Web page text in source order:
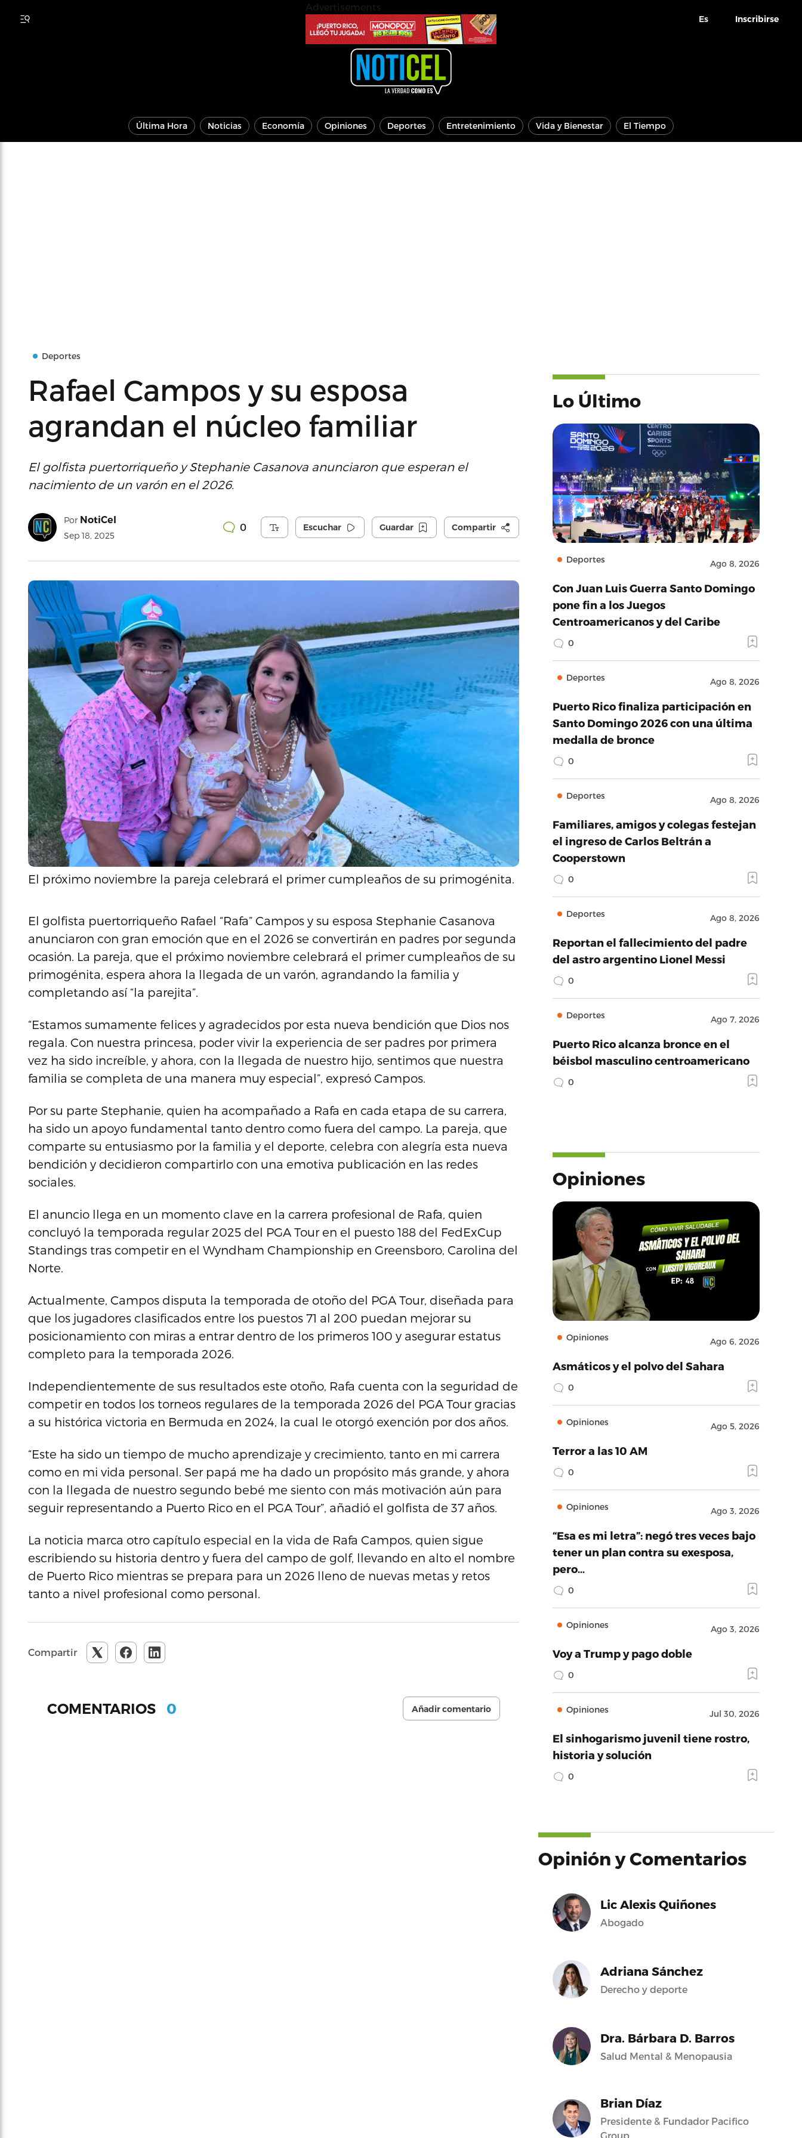
Es Inscribirse
Última Hora Noticias Economía Opiniones Deportes Entretenimiento Vida y Bienestar El Tiempo
Deportes
Rafael Campos y su esposa
agrandan el núcleo familiar
El golfista puertorriqueño y Stephanie Casanova anunciaron que esperan el
nacimiento de un varón en el 2026.
Por NotiCel
Sep 18, 2025
0 Escuchar Guardar Compartir
El próximo noviembre la pareja celebrará el primer cumpleaños de su primogénita.
El golfista puertorriqueño Rafael “Rafa” Campos y su esposa Stephanie Casanova
anunciaron con gran emoción que en el 2026 se convertirán en padres por segunda
ocasión. La pareja, que el próximo noviembre celebrará el primer cumpleaños de su
primogénita, espera ahora la llegada de un varón, agrandando la familia y
completando así “la parejita”.
“Estamos sumamente felices y agradecidos por esta nueva bendición que Dios nos
regala. Con nuestra princesa, poder vivir la experiencia de ser padres por primera
vez ha sido increíble, y ahora, con la llegada de nuestro hijo, sentimos que nuestra
familia se completa de una manera muy especial”, expresó Campos.
Por su parte Stephanie, quien ha acompañado a Rafa en cada etapa de su carrera,
ha sido un apoyo fundamental tanto dentro como fuera del campo. La pareja, que
comparte su entusiasmo por la familia y el deporte, celebra con alegría esta nueva
bendición y decidieron compartirlo con una emotiva publicación en las redes
sociales.
El anuncio llega en un momento clave en la carrera profesional de Rafa, quien
concluyó la temporada regular 2025 del PGA Tour en el puesto 188 del FedExCup
Standings tras competir en el Wyndham Championship en Greensboro, Carolina del
Norte.
Actualmente, Campos disputa la temporada de otoño del PGA Tour, diseñada para
que los jugadores clasificados entre los puestos 71 al 200 puedan mejorar su
posicionamiento con miras a entrar dentro de los primeros 100 y asegurar estatus
completo para la temporada 2026.
Independientemente de sus resultados este otoño, Rafa cuenta con la seguridad de
competir en todos los torneos regulares de la temporada 2026 del PGA Tour gracias
a su histórica victoria en Bermuda en 2024, la cual le otorgó exención por dos años.
“Este ha sido un tiempo de mucho aprendizaje y crecimiento, tanto en mi carrera
como en mi vida personal. Ser papá me ha dado un propósito más grande, y ahora
con la llegada de nuestro segundo bebé me siento con más motivación aún para
seguir representando a Puerto Rico en el PGA Tour”, añadió el golfista de 37 años.
La noticia marca otro capítulo especial en la vida de Rafa Campos, quien sigue
escribiendo su historia dentro y fuera del campo de golf, llevando en alto el nombre
de Puerto Rico mientras se prepara para un 2026 lleno de nuevas metas y retos
tanto a nivel profesional como personal.
Compartir
COMENTARIOS 0 Añadir comentario
Lo Último
Deportes Ago 8, 2026
Con Juan Luis Guerra Santo Domingo
pone fin a los Juegos
Centroamericanos y del Caribe
0
Deportes Ago 8, 2026
Puerto Rico finaliza participación en
Santo Domingo 2026 con una última
medalla de bronce
0
Deportes Ago 8, 2026
Familiares, amigos y colegas festejan
el ingreso de Carlos Beltrán a
Cooperstown
0
Deportes Ago 8, 2026
Reportan el fallecimiento del padre
del astro argentino Lionel Messi
0
Deportes Ago 7, 2026
Puerto Rico alcanza bronce en el
béisbol masculino centroamericano
0
Opiniones
Opiniones Ago 6, 2026
Asmáticos y el polvo del Sahara
0
Opiniones Ago 5, 2026
Terror a las 10 AM
0
Opiniones Ago 3, 2026
“Esa es mi letra”: negó tres veces bajo
tener un plan contra su exesposa,
pero…
0
Opiniones Ago 3, 2026
Voy a Trump y pago doble
0
Opiniones Jul 30, 2026
El sinhogarismo juvenil tiene rostro,
historia y solución
0
Opinión y Comentarios
Lic Alexis Quiñones
Abogado
Adriana Sánchez
Derecho y deporte
Dra. Bárbara D. Barros
Salud Mental & Menopausia
Brian Díaz
Presidente & Fundador Pacifico
Group